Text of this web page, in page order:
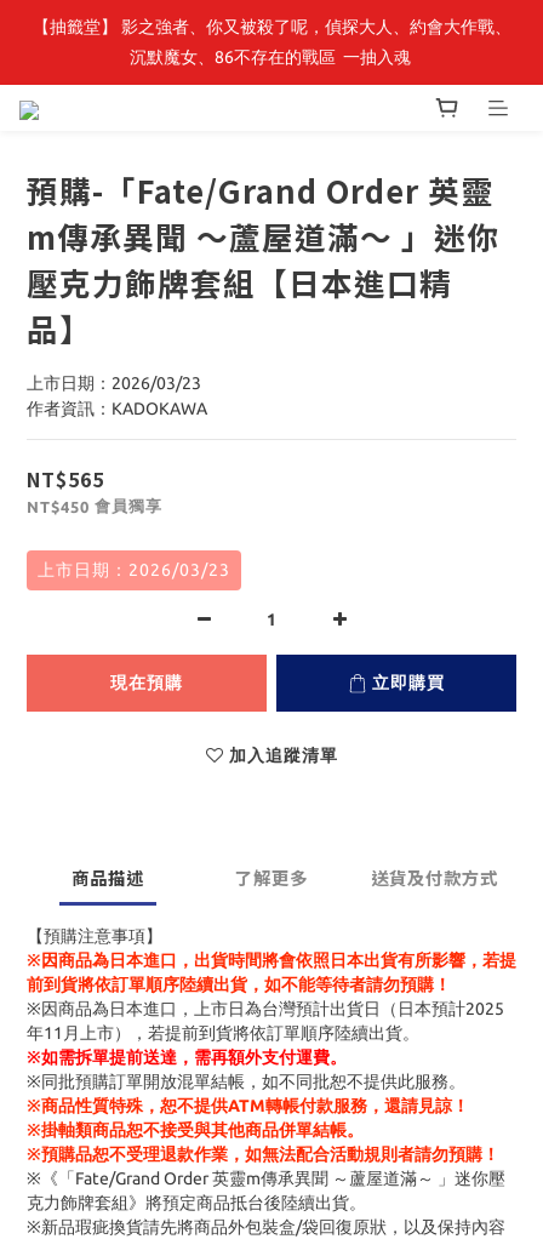
最新開賣🔥「全知讀者視角」 周邊商品
【抽籤堂】 影之強者、你又被殺了呢，偵探大人、約會大作戰、
沉默魔女、86不存在的戰區  一抽入魂
預購-「Fate/Grand Order 英靈
m傳承異聞 ～蘆屋道滿～ 」迷你
壓克力飾牌套組【日本進口精
品】
上市日期：2026/03/23
作者資訊：KADOKAWA
NT$565
NT$450 會員獨享
上市日期：2026/03/23
現在預購 立即購買
加入追蹤清單
商品描述 了解更多 送貨及付款方式
【預購注意事項】
※因商品為日本進口，出貨時間將會依照日本出貨有所影響，若提
前到貨將依訂單順序陸續出貨，如不能等待者請勿預購！
※因商品為日本進口，上市日為台灣預計出貨日（日本預計2025
年11月上市），若提前到貨將依訂單順序陸續出貨。
※如需拆單提前送達，需再額外支付運費。
※同批預購訂單開放混單結帳，如不同批恕不提供此服務。
※商品性質特殊，恕不提供ATM轉帳付款服務，還請見諒！
※掛軸類商品恕不接受與其他商品併單結帳。
※預購品恕不受理退款作業，如無法配合活動規則者請勿預購！
※《「Fate/Grand Order 英靈m傳承異聞 ～蘆屋道滿～ 」迷你壓
克力飾牌套組》將預定商品抵台後陸續出貨。
※新品瑕疵換貨請先將商品外包裝盒/袋回復原狀，以及保持內容